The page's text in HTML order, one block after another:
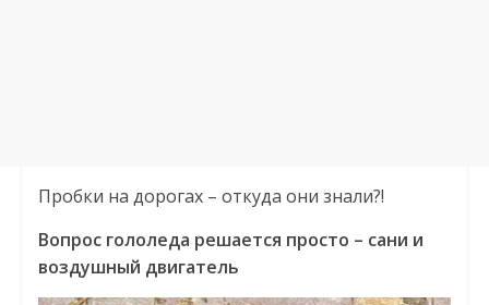
Пробки на дорогах – откуда они знали?!
Вопрос гололеда решается просто – сани и
воздушный двигатель